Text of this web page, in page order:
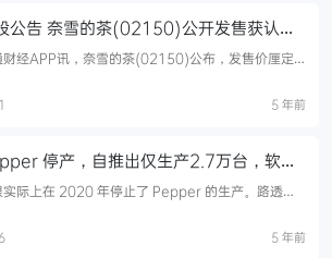
公告 奈雪的茶(02150)公开发售获认购
倍 每股定价19.8港元
财经APP讯，奈雪的茶(02150)公布，发售价厘定
净额估计约为48.42亿港元，每手500股，预期股份
1 5 年前
停产，自推出仅生产2.7万台，软银
人战略生变
实际上在 2020 年停止了 Pepper 的生产。路透社
27,000 台 Pepper 机器人。 两名 ...
6 5 年前